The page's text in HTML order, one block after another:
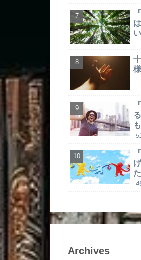
い
Archives